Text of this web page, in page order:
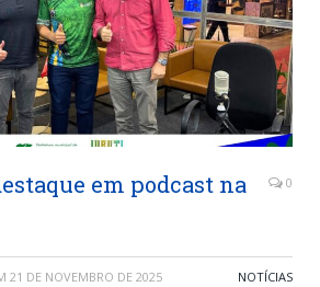
em podcast na
0
21 DE NOVEMBRO DE 2025 NOTÍCIAS